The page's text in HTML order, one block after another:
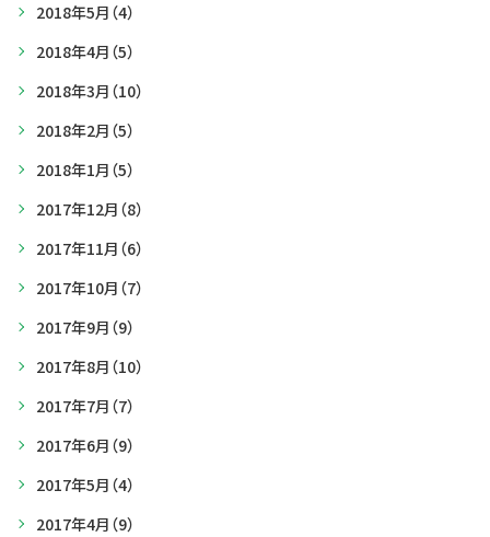
2018年5月 （4）
2018年4月 （5）
2018年3月 （10）
2018年2月 （5）
2018年1月 （5）
2017年12月 （8）
2017年11月 （6）
2017年10月 （7）
2017年9月 （9）
2017年8月 （10）
2017年7月 （7）
2017年6月 （9）
2017年5月 （4）
2017年4月 （9）